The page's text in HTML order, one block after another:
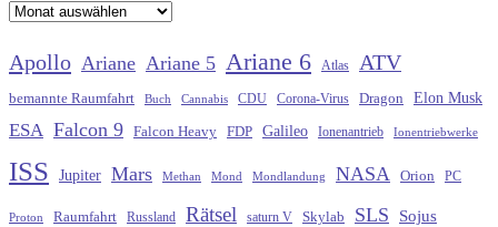
Archiv
Apollo Ariane Ariane 5 Ariane 6 Atlas ATV
bemannte Raumfahrt Buch Cannabis CDU Corona-Virus Dragon Elon Musk
ESA Falcon 9 Falcon Heavy FDP Galileo Ionenantrieb Ionentriebwerke
ISS Jupiter Mars Methan Mond Mondlandung NASA Orion PC
Proton Raumfahrt Russland Rätsel saturn V Skylab SLS Sojus